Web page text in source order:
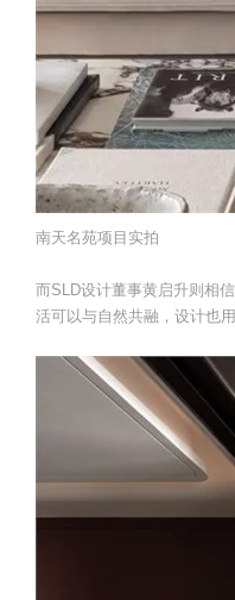
南天名苑项目实拍
而SLD设计董事黄启升则相
活可以与自然共融，设计也